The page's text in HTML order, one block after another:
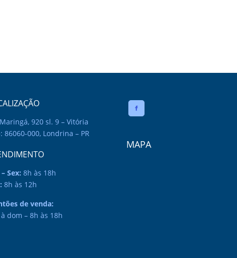
920 sl. 9 – Vitória
86060-000, Londrina – PR
Sex: 8h às 18h
8h às 12h
de venda:
dom – 8h às 18h
MAPA